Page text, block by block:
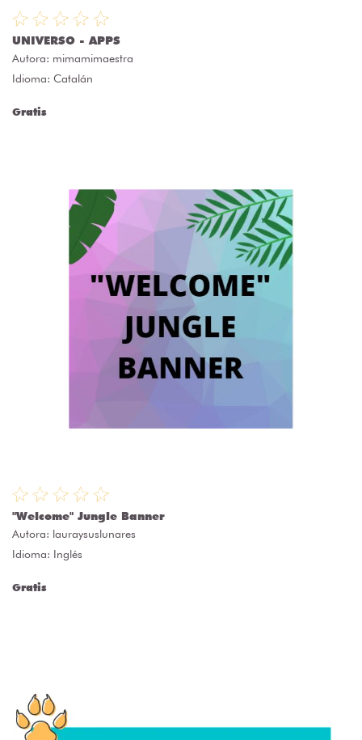
UNIVERSO - APPS
Autora: mimamimaestra
Idioma: Catalán
Gratis
"Welcome" Jungle Banner
Autora: lauraysuslunares
Idioma: Inglés
Gratis